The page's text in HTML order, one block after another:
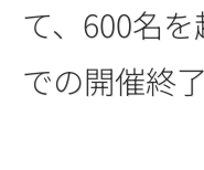
て、600名
での開催終